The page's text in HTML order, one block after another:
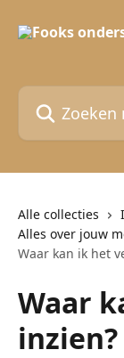
Zoeken naar
Alle collecties
Alles over jouw
Waar kan ik het
Waar
inzien?